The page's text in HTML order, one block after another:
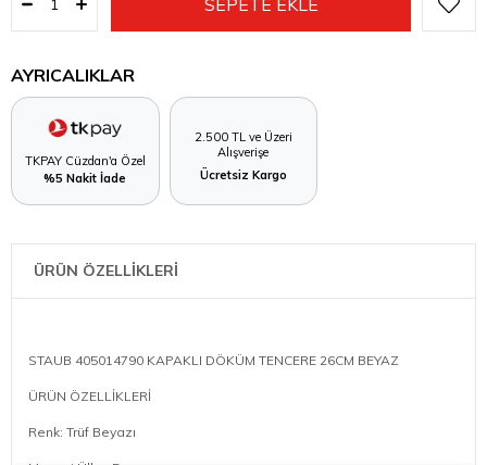
AYRICALIKLAR
TKPAY Cüzdan'a Özel
%5 Nakit İade
2.500 TL ve Üzeri
Alışverişe
Ücretsiz Kargo
ÜRÜN ÖZELLİKLERİ
STAUB 405014790 KAPAKLI DÖKÜM TENCERE 26CM BEYAZ
ÜRÜN ÖZELLİKLERİ
Renk: Trüf Beyazı